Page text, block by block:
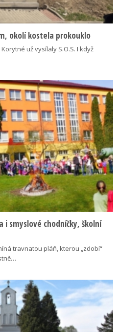
okolí kostela prokouklo
už vysílaly S.O.S. I když
smyslové chodníčky, školní
travnatou pláň, kterou „zdobí“